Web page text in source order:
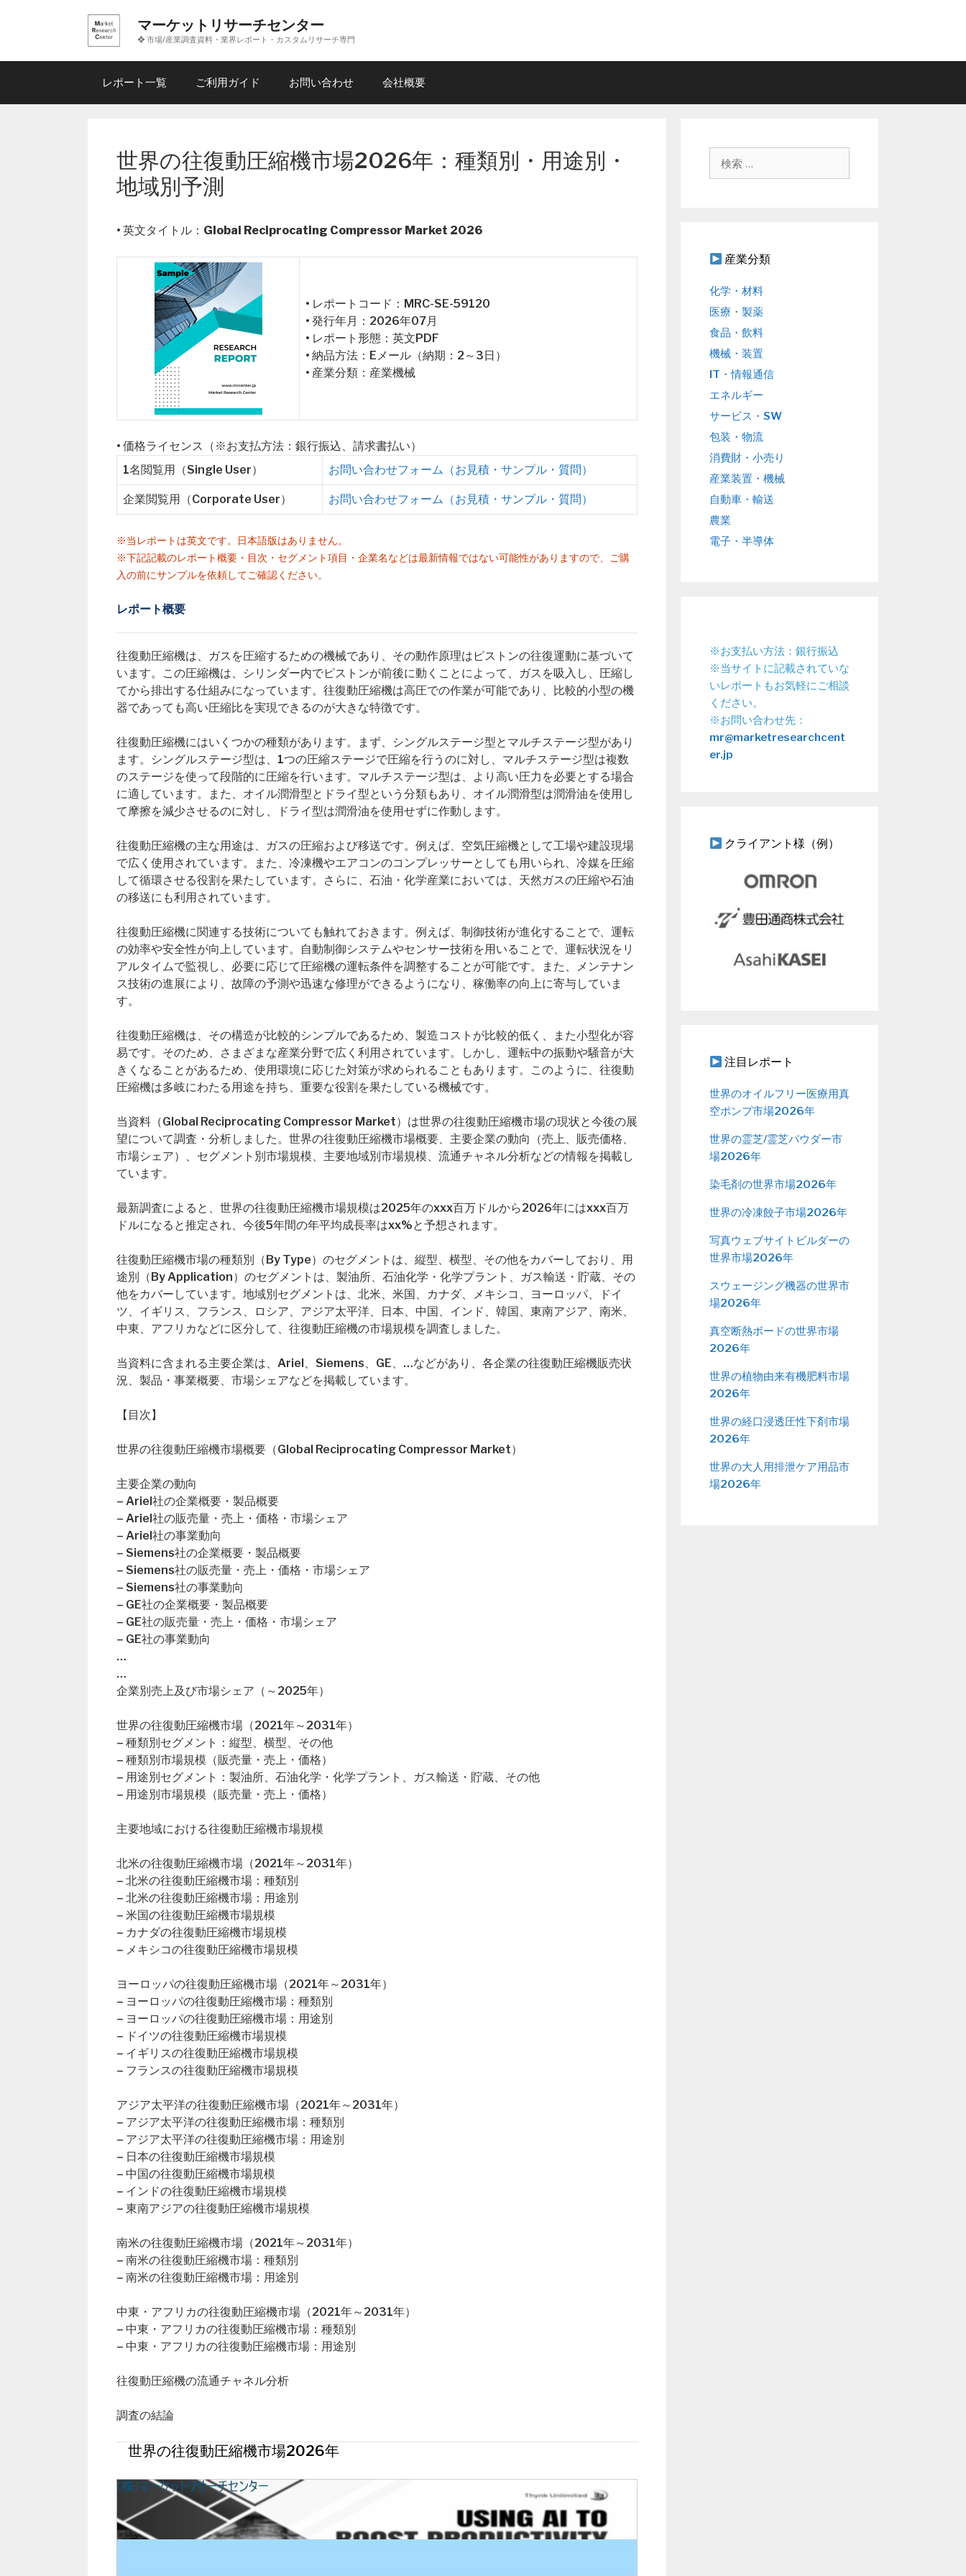
ン
マーケットリサーチセンター
❖ 市場/産業調査資料・業界レポート・カスタムリサーチ専門
レポート一覧 ご利用ガイド お問い合わせ 会社概要
世界の往復動圧縮機市場2026年：種類別・用途別・
地域別予測
• 英文タイトル： Global Reciprocating Compressor Market 2026
• レポートコード：MRC-SE-59120
• 発行年月：2026年07月
• レポート形態：英文PDF
• 納品方法：Eメール（納期：2～3日）
• 産業分類：産業機械
• 価格ライセンス（※お支払方法：銀行振込、請求書払い）
1名閲覧用（Single User）
お問い合わせフォーム（お見積・サンプル・質問）
企業閲覧用（Corporate User） お問い合わせフォーム（お見積・サンプル・質問）
※当レポートは英文です。日本語版はありません。
※下記記載のレポート概要・目次・セグメント項目・企業名などは最新情報ではない可能性がありますので、ご購
入の前にサンプルを依頼してご確認ください。
レポート概要
往復動圧縮機は、ガスを圧縮するための機械であり、その動作原理はピストンの往復運動に基づいて
います。この圧縮機は、シリンダー内でピストンが前後に動くことによって、ガスを吸入し、圧縮し
てから排出する仕組みになっています。往復動圧縮機は高圧での作業が可能であり、比較的小型の機
器であっても高い圧縮比を実現できるのが大きな特徴です。
往復動圧縮機にはいくつかの種類があります。まず、シングルステージ型とマルチステージ型があり
ます。シングルステージ型は、1つの圧縮ステージで圧縮を行うのに対し、マルチステージ型は複数
のステージを使って段階的に圧縮を行います。マルチステージ型は、より高い圧力を必要とする場合
に適しています。また、オイル潤滑型とドライ型という分類もあり、オイル潤滑型は潤滑油を使用し
て摩擦を減少させるのに対し、ドライ型は潤滑油を使用せずに作動します。
往復動圧縮機の主な用途は、ガスの圧縮および移送です。例えば、空気圧縮機として工場や建設現場
で広く使用されています。また、冷凍機やエアコンのコンプレッサーとしても用いられ、冷媒を圧縮
して循環させる役割を果たしています。さらに、石油・化学産業においては、天然ガスの圧縮や石油
の移送にも利用されています。
往復動圧縮機に関連する技術についても触れておきます。例えば、制御技術が進化することで、運転
の効率や安全性が向上しています。自動制御システムやセンサー技術を用いることで、運転状況をリ
アルタイムで監視し、必要に応じて圧縮機の運転条件を調整することが可能です。また、メンテナン
ス技術の進展により、故障の予測や迅速な修理ができるようになり、稼働率の向上に寄与していま
す。
往復動圧縮機は、その構造が比較的シンプルであるため、製造コストが比較的低く、また小型化が容
易です。そのため、さまざまな産業分野で広く利用されています。しかし、運転中の振動や騒音が大
きくなることがあるため、使用環境に応じた対策が求められることもあります。このように、往復動
圧縮機は多岐にわたる用途を持ち、重要な役割を果たしている機械です。
当資料（Global Reciprocating Compressor Market）は世界の往復動圧縮機市場の現状と今後の展
望について調査・分析しました。世界の往復動圧縮機市場概要、主要企業の動向（売上、販売価格、
市場シェア）、セグメント別市場規模、主要地域別市場規模、流通チャネル分析などの情報を掲載し
ています。
最新調査によると、世界の往復動圧縮機市場規模は2025年のxxx百万ドルから2026年にはxxx百万
ドルになると推定され、今後5年間の年平均成長率はxx%と予想されます。
往復動圧縮機市場の種類別（By Type）のセグメントは、縦型、横型、その他をカバーしており、用
途別（By Application）のセグメントは、製油所、石油化学・化学プラント、ガス輸送・貯蔵、その
他をカバーしています。地域別セグメントは、北米、米国、カナダ、メキシコ、ヨーロッパ、ドイ
ツ、イギリス、フランス、ロシア、アジア太平洋、日本、中国、インド、韓国、東南アジア、南米、
中東、アフリカなどに区分して、往復動圧縮機の市場規模を調査しました。
当資料に含まれる主要企業は、Ariel、Siemens、GE、…などがあり、各企業の往復動圧縮機販売状
況、製品・事業概要、市場シェアなどを掲載しています。
【目次】
世界の往復動圧縮機市場概要（Global Reciprocating Compressor Market）
主要企業の動向
– Ariel社の企業概要・製品概要
– Ariel社の販売量・売上・価格・市場シェア
– Ariel社の事業動向
– Siemens社の企業概要・製品概要
– Siemens社の販売量・売上・価格・市場シェア
– Siemens社の事業動向
– GE社の企業概要・製品概要
– GE社の販売量・売上・価格・市場シェア
– GE社の事業動向
…
…
企業別売上及び市場シェア（～2025年）
世界の往復動圧縮機市場（2021年～2031年）
– 種類別セグメント：縦型、横型、その他
– 種類別市場規模（販売量・売上・価格）
– 用途別セグメント：製油所、石油化学・化学プラント、ガス輸送・貯蔵、その他
– 用途別市場規模（販売量・売上・価格）
主要地域における往復動圧縮機市場規模
北米の往復動圧縮機市場（2021年～2031年）
– 北米の往復動圧縮機市場：種類別
– 北米の往復動圧縮機市場：用途別
– 米国の往復動圧縮機市場規模
– カナダの往復動圧縮機市場規模
– メキシコの往復動圧縮機市場規模
ヨーロッパの往復動圧縮機市場（2021年～2031年）
– ヨーロッパの往復動圧縮機市場：種類別
– ヨーロッパの往復動圧縮機市場：用途別
– ドイツの往復動圧縮機市場規模
– イギリスの往復動圧縮機市場規模
– フランスの往復動圧縮機市場規模
アジア太平洋の往復動圧縮機市場（2021年～2031年）
– アジア太平洋の往復動圧縮機市場：種類別
– アジア太平洋の往復動圧縮機市場：用途別
– 日本の往復動圧縮機市場規模
– 中国の往復動圧縮機市場規模
– インドの往復動圧縮機市場規模
– 東南アジアの往復動圧縮機市場規模
南米の往復動圧縮機市場（2021年～2031年）
– 南米の往復動圧縮機市場：種類別
– 南米の往復動圧縮機市場：用途別
中東・アフリカの往復動圧縮機市場（2021年～2031年）
– 中東・アフリカの往復動圧縮機市場：種類別
– 中東・アフリカの往復動圧縮機市場：用途別
往復動圧縮機の流通チャネル分析
調査の結論
世界の往復動圧縮機市場2026年
産業分類
化学・材料
医療・製薬
食品・飲料
機械・装置
IT・情報通信
エネルギー
サービス・SW
包装・物流
消費財・小売り
産業装置・機械
自動車・輸送
農業
電子・半導体
※お支払い方法：銀行振込
※当サイトに記載されていな
いレポートもお気軽にご相談
ください。
※お問い合わせ先：
mr@marketresearchcent
er.jp
クライアント様（例）
注目レポート
世界のオイルフリー医療用真
空ポンプ市場2026年
世界の霊芝/霊芝パウダー市
場2026年
染毛剤の世界市場2026年
世界の冷凍餃子市場2026年
写真ウェブサイトビルダーの
世界市場2026年
スウェージング機器の世界市
場2026年
真空断熱ボードの世界市場
2026年
世界の植物由来有機肥料市場
2026年
世界の経口浸透圧性下剤市場
2026年
世界の大人用排泄ケア用品市
場2026年